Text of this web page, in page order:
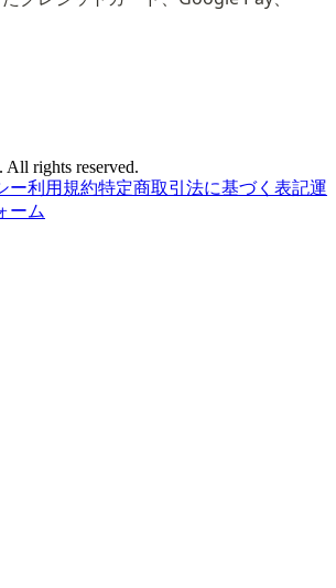
rights reserved.
ー利用規約特定商取引法に基づく表記運
ーム